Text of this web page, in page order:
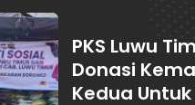
PKS Luwu
Donasi
Kedua